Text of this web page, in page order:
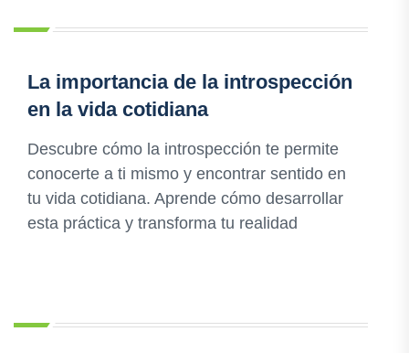
La importancia de la introspección
en la vida cotidiana
Descubre cómo la introspección te permite
conocerte a ti mismo y encontrar sentido en
tu vida cotidiana. Aprende cómo desarrollar
esta práctica y transforma tu realidad